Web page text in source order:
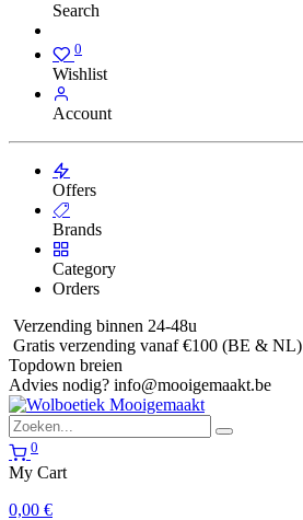
Search
0
Wishlist
Account
Offers
Brands
Category
Orders
Verzending binnen 24-48u
Gratis verzending vanaf €100 (BE & NL)
Topdown breien
Advies nodig? info@mooigemaakt.be
0
My Cart
0,00 €